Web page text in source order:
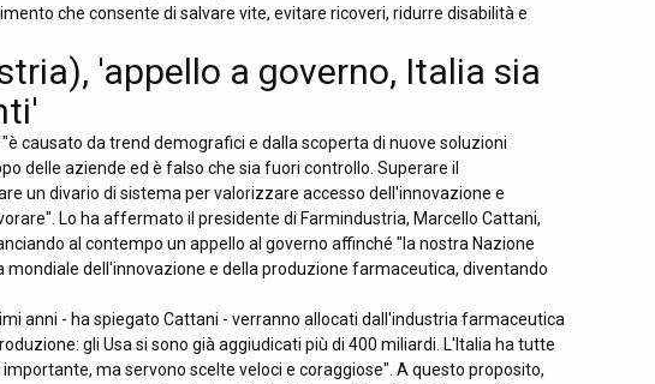
che consente di salvare vite, evitare ricoveri, ridurre disabilità e
'appello a governo, Italia sia
causato da trend demografici e dalla scoperta di nuove soluzioni
delle aziende ed è falso che sia fuori controllo. Superare il
un divario di sistema per valorizzare accesso dell'innovazione e
Lo ha affermato il presidente di Farmindustria, Marcello Cattani,
al contempo un appello al governo affinché "la nostra Nazione
dell'innovazione e della produzione farmaceutica, diventando
anni - ha spiegato Cattani - verranno allocati dall'industria farmaceutica
gli Usa si sono già aggiudicati più di 400 miliardi. L'Italia ha tutte
ma servono scelte veloci e coraggiose". A questo proposito,